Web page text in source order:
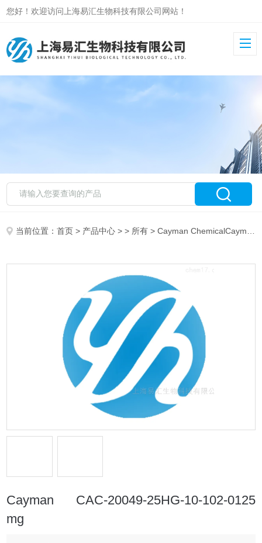
您好！欢迎访问上海易汇生物科技有限公司网站！
当前位置：首页 > 产品中心 > > 所有 > Cayman ChemicalCayman CAC-20049-25HG-10-102-0125 mg
Cayman CAC-20049-25HG-10-102-0125
mg